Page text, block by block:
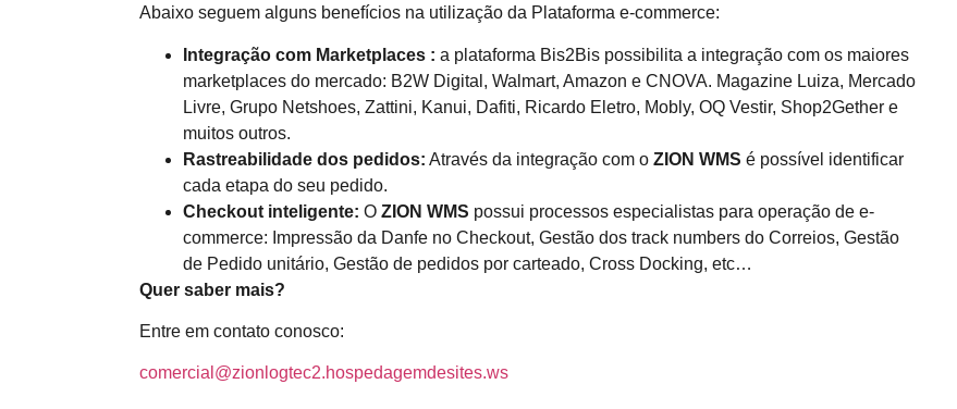
Abaixo seguem alguns benefícios na utilização da Plataforma e-commerce:
Integração com Marketplaces : a plataforma Bis2Bis possibilita a integração com os maiores
marketplaces do mercado: B2W Digital, Walmart, Amazon e CNOVA. Magazine Luiza, Mercado
Livre, Grupo Netshoes, Zattini, Kanui, Dafiti, Ricardo Eletro, Mobly, OQ Vestir, Shop2Gether e
muitos outros.
Rastreabilidade dos pedidos: Através da integração com o ZION WMS é possível identificar
cada etapa do seu pedido.
Checkout inteligente: O ZION WMS possui processos especialistas para operação de e-
commerce: Impressão da Danfe no Checkout, Gestão dos track numbers do Correios, Gestão
de Pedido unitário, Gestão de pedidos por carteado, Cross Docking, etc…
Quer saber mais?
Entre em contato conosco:
comercial@zionlogtec2.hospedagemdesites.ws